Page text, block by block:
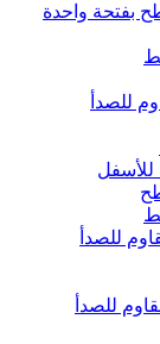
بفتحة واحدة
للصدأ
للأسفل
للصدأ
للصدأ